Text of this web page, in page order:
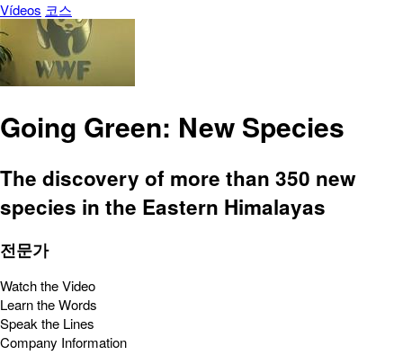
Vídeos 코스
Going Green: New Species
The discovery of more than 350 new
species in the Eastern Himalayas
전문가
Watch the Video
Learn the Words
Speak the Lines
Company Information